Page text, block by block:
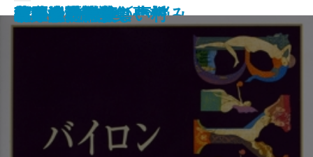
孤独な散歩者の夢想
ゲーテ詩集
脂肪の塊・テリエ館
パルムの僧院〔下〕
巴里の憂鬱
若きウェルテルの悩み
ハイネ詩集
女の一生
パルムの僧院〔上〕
三好達治詩集
バイロン詩集
春琴抄
風立ちぬ・美しい村
ヴィヨンの妻
北原白秋詩集
萩原朔太郎詩集
ヘッセ詩集
春の嵐
椿姫
春